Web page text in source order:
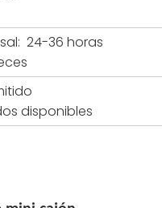
24-36 horas
disponibles